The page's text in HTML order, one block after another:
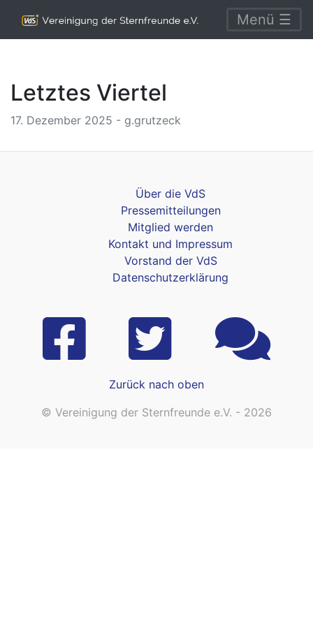
Menü ☰
Letztes Viertel
17. Dezember 2025 - g.grutzeck
Über die VdS
Pressemitteilungen
Mitglied werden
Kontakt und Impressum
Vorstand der VdS
Datenschutzerklärung
Zurück nach oben
© Vereinigung der Sternfreunde e.V. - 2026